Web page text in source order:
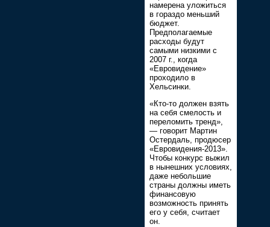
намерена уложиться
в гораздо меньший
бюджет.
Предполагаемые
расходы будут
самыми низкими с
2007 г., когда
«Евровидение»
проходило в
Хельсинки.
«Кто-то должен взять
на себя смелость и
переломить тренд»,
— говорит Мартин
Остердаль, продюсер
«Евровидения-2013».
Чтобы конкурс выжил
в нынешних условиях,
даже небольшие
страны должны иметь
финансовую
возможность принять
его у себя, считает
он.